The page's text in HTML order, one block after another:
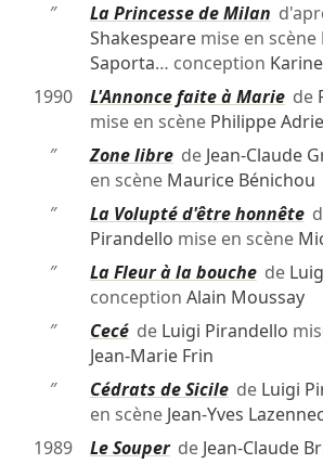
″
La Princesse de Milan
Shakespearemise en scène
Saporta… conception
1990
L'Annonce faite à Mariede
mise en scène Philippe
″
Zone librede Jean-Claude
en scène Maurice Bénichou
″
La Volupté d'être honnête
Pirandello mise en scène
″
La Fleur à la bouchede
conception Alain Moussay
″
Cecéde Luigi Pirandello
Jean-Marie Frin
″
Cédrats de Sicilede Luigi
en scène Jean-Yves Lazennec
1989
Le Souperde Jean-Claude